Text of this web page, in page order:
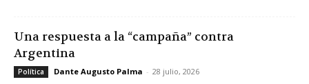
Una respuesta a la “campaña” contra
Argentina
Política Dante Augusto Palma - 28 julio, 2026